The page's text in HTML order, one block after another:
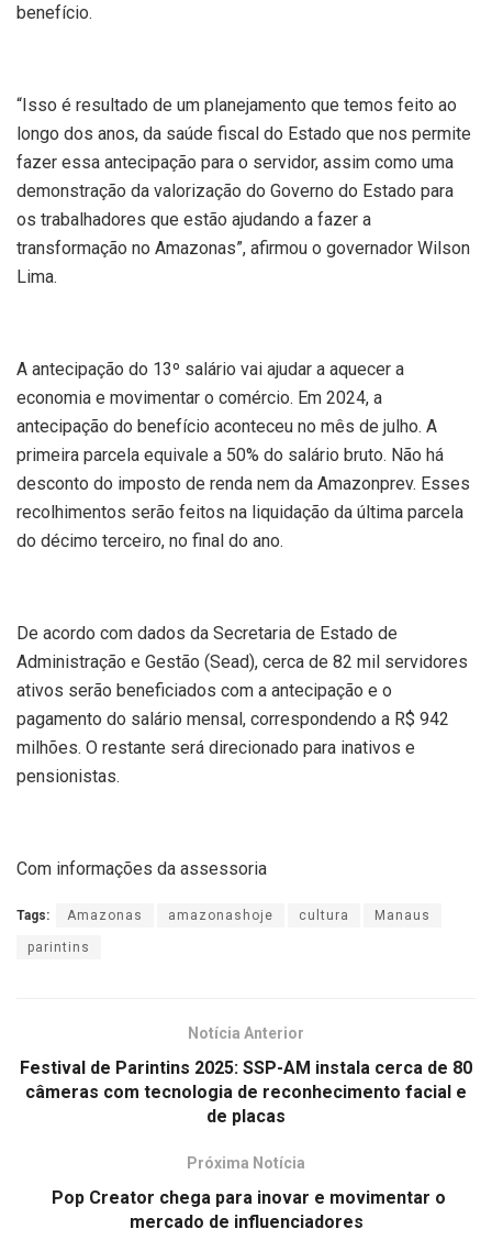
benefício.
“Isso é resultado de um planejamento que temos feito ao
longo dos anos, da saúde fiscal do Estado que nos permite
fazer essa antecipação para o servidor, assim como uma
demonstração da valorização do Governo do Estado para
os trabalhadores que estão ajudando a fazer a
transformação no Amazonas”, afirmou o governador Wilson
Lima.
A antecipação do 13º salário vai ajudar a aquecer a
economia e movimentar o comércio. Em 2024, a
antecipação do benefício aconteceu no mês de julho. A
primeira parcela equivale a 50% do salário bruto. Não há
desconto do imposto de renda nem da Amazonprev. Esses
recolhimentos serão feitos na liquidação da última parcela
do décimo terceiro, no final do ano.
De acordo com dados da Secretaria de Estado de
Administração e Gestão (Sead), cerca de 82 mil servidores
ativos serão beneficiados com a antecipação e o
pagamento do salário mensal, correspondendo a R$ 942
milhões. O restante será direcionado para inativos e
pensionistas.
Com informações da assessoria
Tags: Amazonas amazonashoje cultura Manaus
parintins
Notícia Anterior
Festival de Parintins 2025: SSP-AM instala cerca de 80
câmeras com tecnologia de reconhecimento facial e
de placas
Próxima Notícia
Pop Creator chega para inovar e movimentar o
mercado de influenciadores